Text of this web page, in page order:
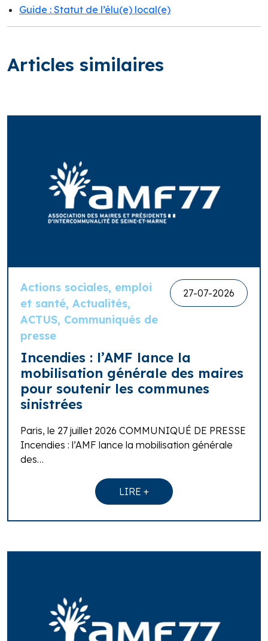
Guide : Statut de l’élu(e) local(e)
Articles similaires
Actions sociales, emploi
et santé, Actualités,
ACTUS, Communiqués de
presse
27-07-2026
Incendies : l’AMF lance la
mobilisation générale des maires
pour soutenir les communes
sinistrées
Paris, le 27 juillet 2026 COMMUNIQUÉ DE PRESSE
Incendies : l’AMF lance la mobilisation générale
des…
LIRE +